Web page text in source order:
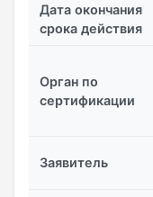
Дата окончания
срока действия
Орган по
сертификации
Заявитель